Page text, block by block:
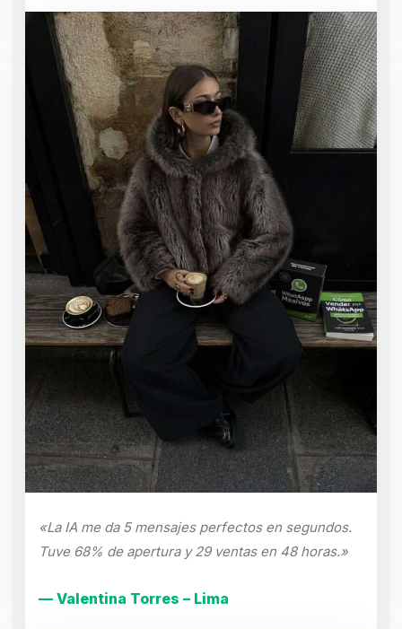
«La IA me da 5 mensajes perfectos en segundos.
Tuve 68% de apertura y 29 ventas en 48 horas.»
— Valentina Torres – Lima